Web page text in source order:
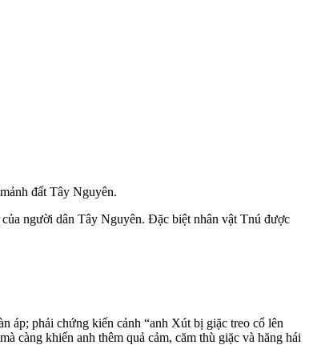
đất Tây Nguyên.
người dân Tây Nguyên. Đặc biệt nhân vật Tnú được
áp; phải chứng kiến cảnh “anh Xút bị giặc treo cổ lên
càng khiến anh thêm quả cảm, căm thù giặc và hăng hái